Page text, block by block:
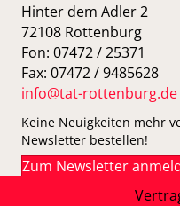
Hinter dem Adler 2
72108 Rottenburg
Fon: 07472 / 25371
Fax: 07472 / 9485628
info@tat-rottenburg.de
Keine Neuigkeiten mehr
Newsletter bestellen!
Zum Newsletter